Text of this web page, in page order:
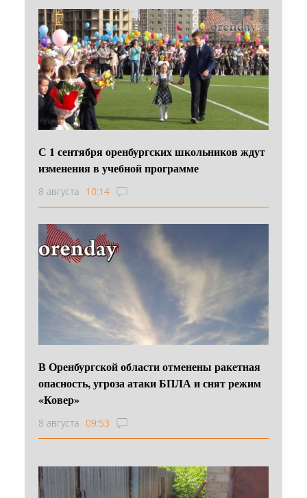
С 1 сентября оренбургских школьников ждут
изменения в учебной программе
8 августа 10:14
В Оренбургской области отменены ракетная
опасность, угроза атаки БПЛА и снят режим
«Ковер»
8 августа 09:53